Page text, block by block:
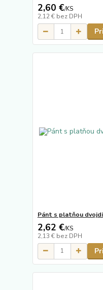
2,60 €/KS
2,12 € bez DPH
Pánt s platňou
2,62 €/KS
2,13 € bez DPH